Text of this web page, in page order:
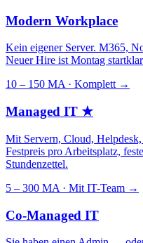
Modern Workplace
Kein eigener Server. M365,
Neuer Hire ist Montag
10 – 150 MA · Komplett →
Managed IT ★
Mit Servern, Cloud,
Festpreis pro Arbeitsplatz,
Stundenzettel.
5 – 300 MA · Mit IT-Team →
Co-Managed IT